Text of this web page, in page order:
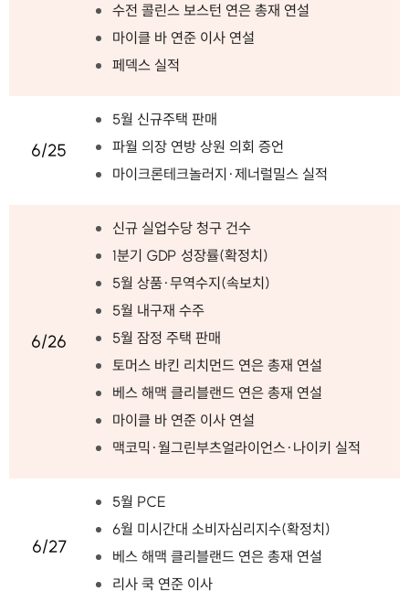
수전 콜린스 보스턴 연은 총재 연설
마이클 바 연준 이사 연설
페덱스 실적
6/25
5월 신규주택 판매
파월 의장 연방 상원 의회 증언
마이크론테크놀러지·제너럴밀스 실적
6/26
신규 실업수당 청구 건수
1분기 GDP 성장률(확정치)
5월 상품·무역수지(속보치)
5월 내구재 수주
5월 잠정 주택 판매
토머스 바킨 리치먼드 연은 총재 연설
베스 해맥 클리블랜드 연은 총재 연설
마이클 바 연준 이사 연설
맥코믹·월그린부츠얼라이언스·나이키 실적
6/27
5월 PCE
6월 미시간대 소비자심리지수(확정치)
베스 해맥 클리블랜드 연은 총재 연설
리사 쿡 연준 이사